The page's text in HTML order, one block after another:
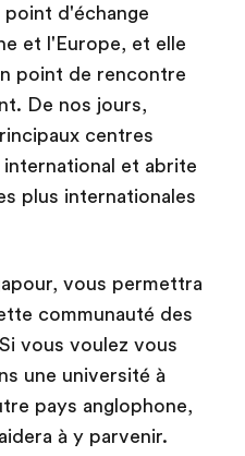
d'échange
et l'Europe, et elle
point de rencontre
De nos jours,
centres
et abrite
plus internationales
vous permettra
communauté des
vous voulez vous
une université à
pays anglophone,
à y parvenir.